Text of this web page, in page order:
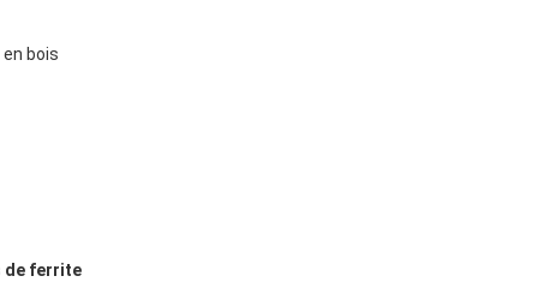
bois
de ferrite